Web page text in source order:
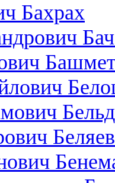
Бахрах
Беляев